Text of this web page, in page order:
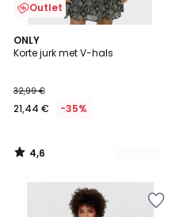
Outlet
ONLY
Korte jurk met V-hals
32,99 €
21,44 € -35%
4,6
/ 5
2
Kleuren
4,6
/